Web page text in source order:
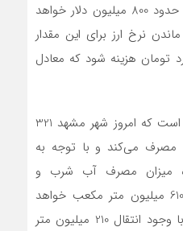
مکعب آب در سال به مشهد، حدود 800 میلیون دلار خواهد
نرخ ارز برای این مقدار
40 هزار میلیارد تومان هزینه شود که معادل
وی افزود: نکته مهم دیگر این است که امروز شهر مشهد 321
می‌کند و با توجه به
سال آینده میزان مصرف آب شرب و
بهداشتی این کلانشهر حدود 610 میلیون متر مکعب خواهد
رسید؛ این بدان معناست که با وجود انتقال 210 میلیون متر